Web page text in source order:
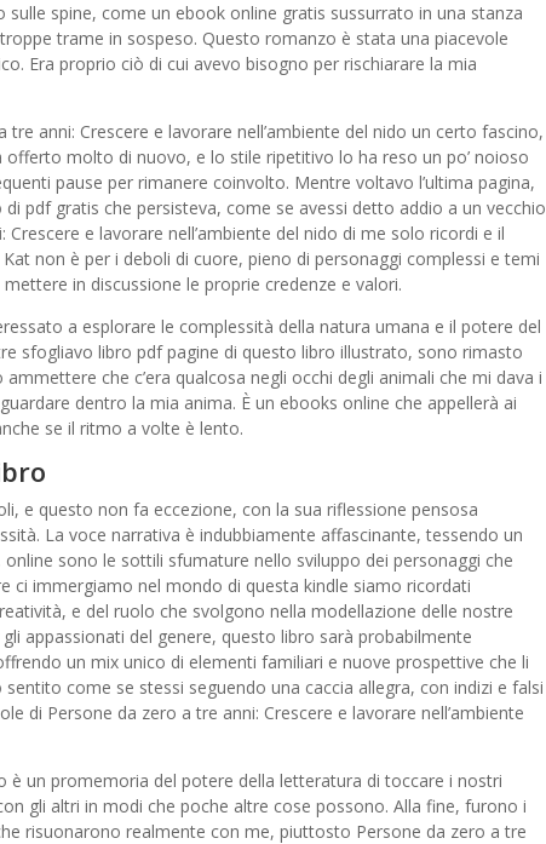
spine, come un ebook online gratis sussurrato in una stanza
trame in sospeso. Questo romanzo è stata una piacevole
Era proprio ciò di cui avevo bisogno per rischiarare la mia
anni: Crescere e lavorare nell’ambiente del nido un certo fascino,
molto di nuovo, e lo stile ripetitivo lo ha reso un po’ noioso
pause per rimanere coinvolto. Mentre voltavo l’ultima pagina,
pdf gratis che persisteva, come se avessi detto addio a un vecchio
e lavorare nell’ambiente del nido di me solo ricordi e il
non è per i deboli di cuore, pieno di personaggi complessi e temi
in discussione le proprie credenze e valori.
a esplorare le complessità della natura umana e il potere del
sfogliavo libro pdf pagine di questo libro illustrato, sono rimasto
che c’era qualcosa negli occhi degli animali che mi dava i
dentro la mia anima. È un ebooks online che appellerà ai
se il ritmo a volte è lento.
e questo non fa eccezione, con la sua riflessione pensosa
La voce narrativa è indubbiamente affascinante, tessendo un
sono le sottili sfumature nello sviluppo dei personaggi che
ci immergiamo nel mondo di questa kindle siamo ricordati
e del ruolo che svolgono nella modellazione delle nostre
appassionati del genere, questo libro sarà probabilmente
un mix unico di elementi familiari e nuove prospettive che li
come se stessi seguendo una caccia allegra, con indizi e falsi
di Persone da zero a tre anni: Crescere e lavorare nell’ambiente
è un promemoria del potere della letteratura di toccare i nostri
gli altri in modi che poche altre cose possono. Alla fine, furono i
risuonarono realmente con me, piuttosto Persone da zero a tre